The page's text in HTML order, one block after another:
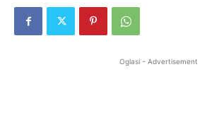
Oglasi - Advertisement